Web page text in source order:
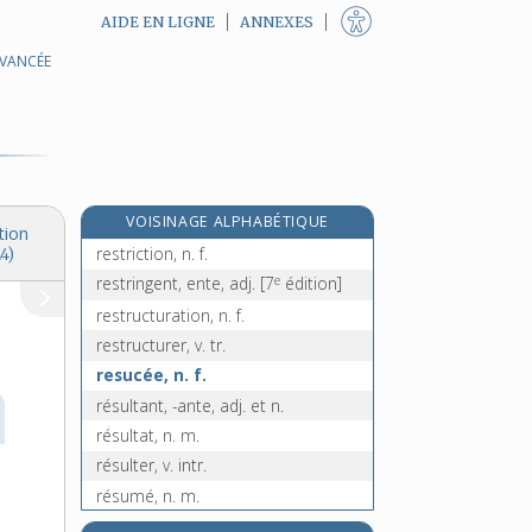
AIDE EN LIGNE ANNEXES
VOISINAGE ALPHABÉTIQUE
restrictif, -ive, adj.
restriction, n. f.
restringent, ente, adj. [7e édition]
restructuration, n. f.
restructurer, v. tr.
resucée, n. f.
résultant, -ante, adj. et n.
résultat, n. m.
résulter, v. intr.
résumé, n. m.
résumer, v. tr.